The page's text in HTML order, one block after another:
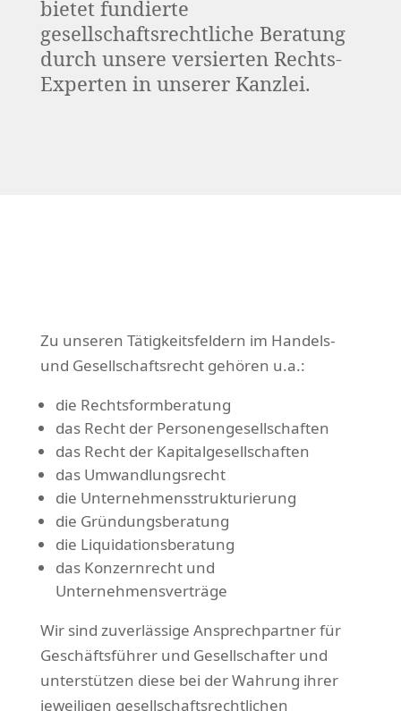
bietet fundierte
gesellschaftsrechtliche Beratung
durch unsere versierten Rechts-
Experten in unserer Kanzlei.
Zu unseren Tätigkeitsfeldern im Handels-
und Gesellschaftsrecht gehören u.a.:
die Rechtsformberatung
das Recht der Personengesellschaften
das Recht der Kapitalgesellschaften
das Umwandlungsrecht
die Unternehmensstrukturierung
die Gründungsberatung
die Liquidationsberatung
das Konzernrecht und
Unternehmensverträge
Wir sind zuverlässige Ansprechpartner für
Geschäftsführer und Gesellschafter und
unterstützen diese bei der Wahrung ihrer
jeweiligen gesellschaftsrechtlichen